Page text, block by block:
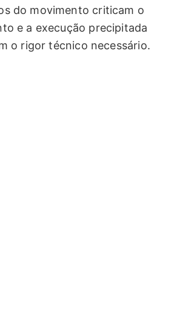
do movimento criticam o
e a execução precipitada
o rigor técnico necessário.